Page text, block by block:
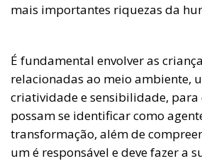
mais importantes riquezas da
É fundamental envolver as
relacionadas ao meio ambiente,
criatividade e sensibilidade, para
possam se identificar como
transformação, além de
um é responsável e deve fazer a